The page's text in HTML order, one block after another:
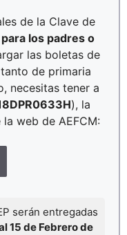
de la Clave de
los padres o
las boletas de
de primaria
necesitas tener a
), la
web de AEFCM:
serán entregadas
15 de Febrero de